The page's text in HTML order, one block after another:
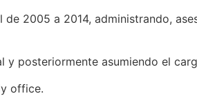
2005 a 2014, administrando,
posteriormente asumiendo el
office.